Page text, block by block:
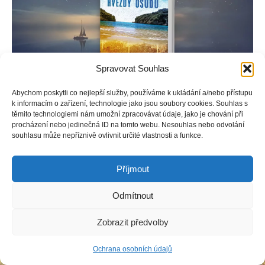
Spravovat Souhlas
Abychom poskytli co nejlepší služby, používáme k ukládání a/nebo přístupu
k informacím o zařízení, technologie jako jsou soubory cookies. Souhlas s
těmito technologiemi nám umožní zpracovávat údaje, jako je chování při
procházení nebo jedinečná ID na tomto webu. Nesouhlas nebo odvolání
souhlasu může nepříznivě ovlivnit určité vlastnosti a funkce.
Příjmout
Odmítnout
Zobrazit předvolby
Ochrana osobních údajů
ji tvořit mimořádná díla. Zoufale se snaží pochopit ony vize a
hlavně, proč se jí neustále zjevuje záhadný cizinec.
Copyright © Weiron Dynamics, s.r.o. |
SEO